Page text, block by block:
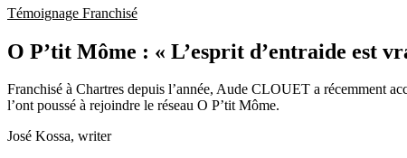
Témoignage Franchisé
O P’tit Môme : « L’esprit d’entraide est
Franchisé à Chartres depuis l’année, Aude CLOUET a récemment
l’ont poussé à rejoindre le réseau O P’tit Môme.
José Kossa, writer